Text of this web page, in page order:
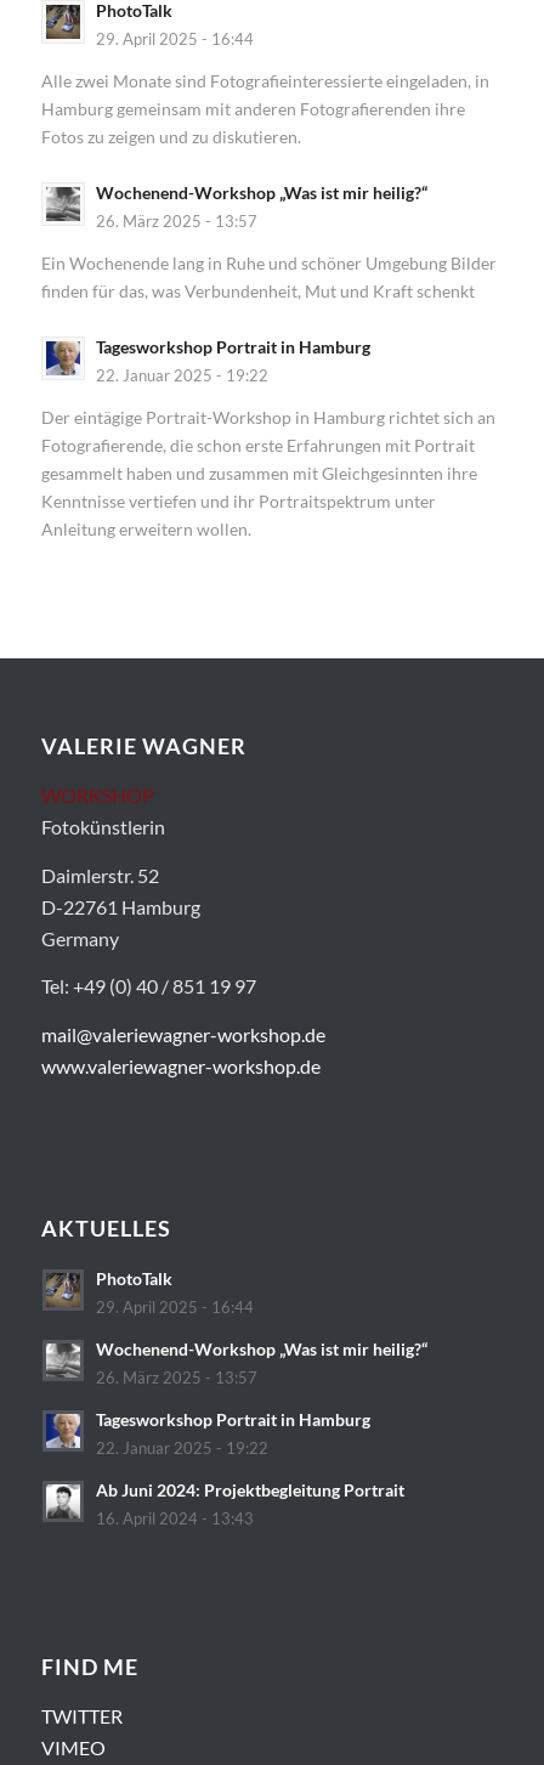
PhotoTalk
29. April 2025 - 16:44
Alle zwei Monate sind Fotografieinteressierte eingeladen, in
Hamburg gemeinsam mit anderen Fotografierenden ihre
Fotos zu zeigen und zu diskutieren.
Wochenend-Workshop „Was ist mir heilig?“
26. März 2025 - 13:57
Ein Wochenende lang in Ruhe und schöner Umgebung Bilder
finden für das, was Verbundenheit, Mut und Kraft schenkt
Tagesworkshop Portrait in Hamburg
22. Januar 2025 - 19:22
Der eintägige Portrait-Workshop in Hamburg richtet sich an
Fotografierende, die schon erste Erfahrungen mit Portrait
gesammelt haben und zusammen mit Gleichgesinnten ihre
Kenntnisse vertiefen und ihr Portraitspektrum unter
Anleitung erweitern wollen.
VALERIE WAGNER
WORKSHOP
Fotokünstlerin
Daimlerstr. 52
D-22761 Hamburg
Germany
Tel: +49 (0) 40 / 851 19 97
mail@valeriewagner-workshop.de
www.valeriewagner-workshop.de
AKTUELLES
PhotoTalk
29. April 2025 - 16:44
Wochenend-Workshop „Was ist mir heilig?“
26. März 2025 - 13:57
Tagesworkshop Portrait in Hamburg
22. Januar 2025 - 19:22
Ab Juni 2024: Projektbegleitung Portrait
16. April 2024 - 13:43
FIND ME
TWITTER
VIMEO